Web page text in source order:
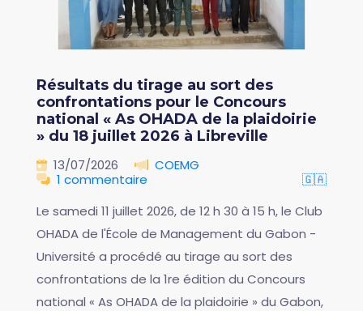
Résultats du tirage au sort des
confrontations pour le Concours
national « As OHADA de la plaidoirie
» du 18 juillet 2026 à Libreville
13/07/2026
COEMG
1 commentaire
🇬🇦
Le samedi 11 juillet 2026, de 12 h 30 à 15 h, le Club
OHADA de l'École de Management du Gabon -
Université a procédé au tirage au sort des
confrontations de la 1re édition du Concours
national « As OHADA de la plaidoirie » du Gabon,